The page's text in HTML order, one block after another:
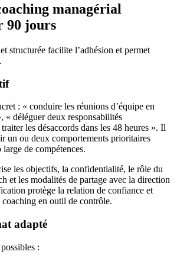
managérial
90 jours
structurée facilite l’adhésion et permet
: « conduire les réunions d’équipe en
« déléguer deux responsabilités
les désaccords dans les 48 heures ». Il
un ou deux comportements prioritaires
de compétences.
les objectifs, la confidentialité, le rôle du
et les modalités de partage avec la direction
protège la relation de confiance et
en outil de contrôle.
adapté
: